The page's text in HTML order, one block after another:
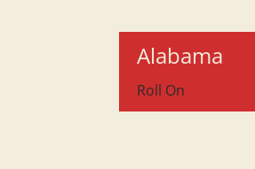
Alabama
Roll On